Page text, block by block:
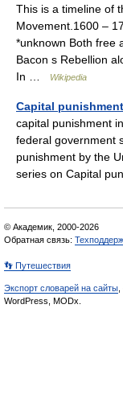
This is a timeline of
Movement.1600 –
*unknown Both free
Bacon s Rebellion
In …
Wikipedia
Capital
capital punishment
federal government
punishment by the
series on Capital
© Академик, 2000-2026
Обратная связь:
👣 Путешествия
Экспорт словарей на сайты
WordPress, MODx.